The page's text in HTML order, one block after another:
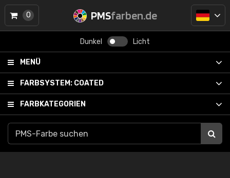
PMSfarben.de
Dunkel Licht
MENÜ
FARBSYSTEM: COATED
FARBKATEGORIEN
0